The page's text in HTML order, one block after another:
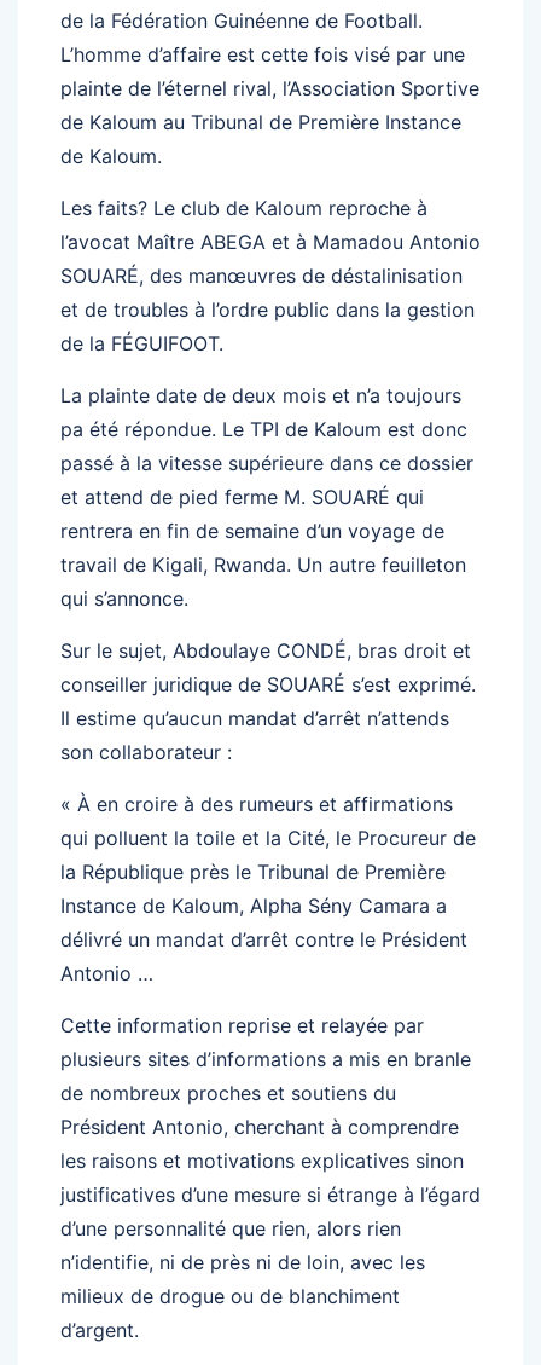
de la Fédération Guinéenne de Football.
L’homme d’affaire est cette fois visé par une
plainte de l’éternel rival, l’Association Sportive
de Kaloum au Tribunal de Première Instance
de Kaloum.
Les faits? Le club de Kaloum reproche à
l’avocat Maître ABEGA et à Mamadou Antonio
SOUARÉ, des manœuvres de déstalinisation
et de troubles à l’ordre public dans la gestion
de la FÉGUIFOOT.
La plainte date de deux mois et n’a toujours
pa été répondue. Le TPI de Kaloum est donc
passé à la vitesse supérieure dans ce dossier
et attend de pied ferme M. SOUARÉ qui
rentrera en fin de semaine d’un voyage de
travail de Kigali, Rwanda. Un autre feuilleton
qui s’annonce.
Sur le sujet, Abdoulaye CONDÉ, bras droit et
conseiller juridique de SOUARÉ s’est exprimé.
Il estime qu’aucun mandat d’arrêt n’attends
son collaborateur :
« À en croire à des rumeurs et affirmations
qui polluent la toile et la Cité, le Procureur de
la République près le Tribunal de Première
Instance de Kaloum, Alpha Sény Camara a
délivré un mandat d’arrêt contre le Président
Antonio …
Cette information reprise et relayée par
plusieurs sites d’informations a mis en branle
de nombreux proches et soutiens du
Président Antonio, cherchant à comprendre
les raisons et motivations explicatives sinon
justificatives d’une mesure si étrange à l’égard
d’une personnalité que rien, alors rien
n’identifie, ni de près ni de loin, avec les
milieux de drogue ou de blanchiment
d’argent.